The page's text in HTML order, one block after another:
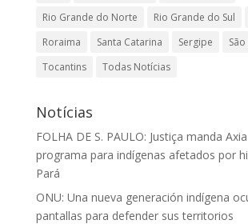
Rio Grande do Norte
Rio Grande do Sul
Roraima
Santa Catarina Sergipe
Tocantins
Todas Notícias
Notícias
FOLHA DE S. PAULO: Justiça manda
programa para indígenas afetados por
Pará
ONU: Una nueva generación indígena
pantallas para defender sus territorios